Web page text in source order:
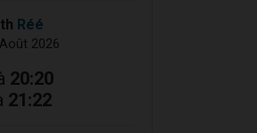
Réé
2026
20:20
21:22